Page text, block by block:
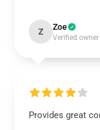
Z Zoe
Verified owner
Provides great